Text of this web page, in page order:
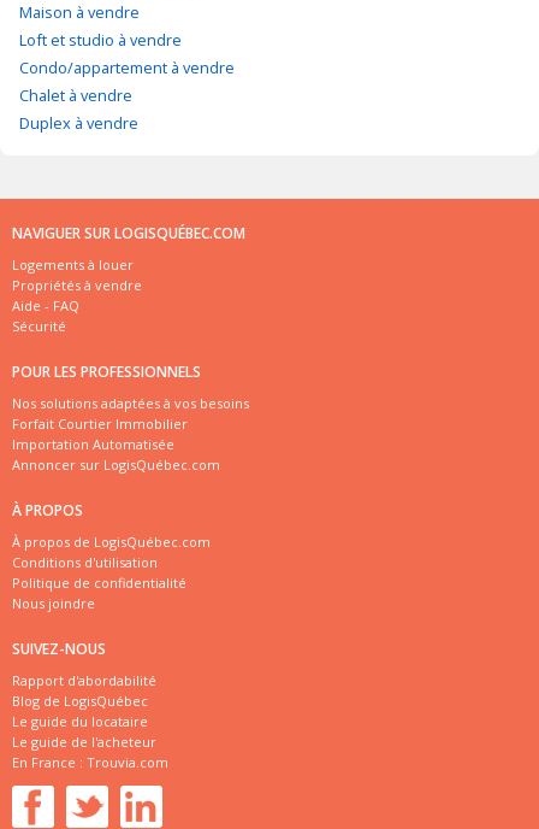
Maison à vendre
Loft et studio à vendre
Condo/appartement à vendre
Chalet à vendre
Duplex à vendre
NAVIGUER SUR LOGISQUÉBEC.COM
Logements à louer
Propriétés à vendre
Aide - FAQ
Sécurité
POUR LES PROFESSIONNELS
Nos solutions adaptées à vos besoins
Forfait Courtier Immobilier
Importation Automatisée
Annoncer sur LogisQuébec.com
À PROPOS
À propos de LogisQuébec.com
Conditions d'utilisation
Politique de confidentialité
Nous joindre
SUIVEZ-NOUS
Rapport d'abordabilité
Blog de LogisQuébec
Le guide du locataire
Le guide de l'acheteur
En France : Trouvia.com